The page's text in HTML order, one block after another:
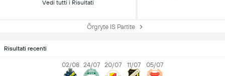
Vedi tutti i Risultati
Örgryte IS Partite
Risultati recenti
02/08 24/07 20/07 11/07 05/07